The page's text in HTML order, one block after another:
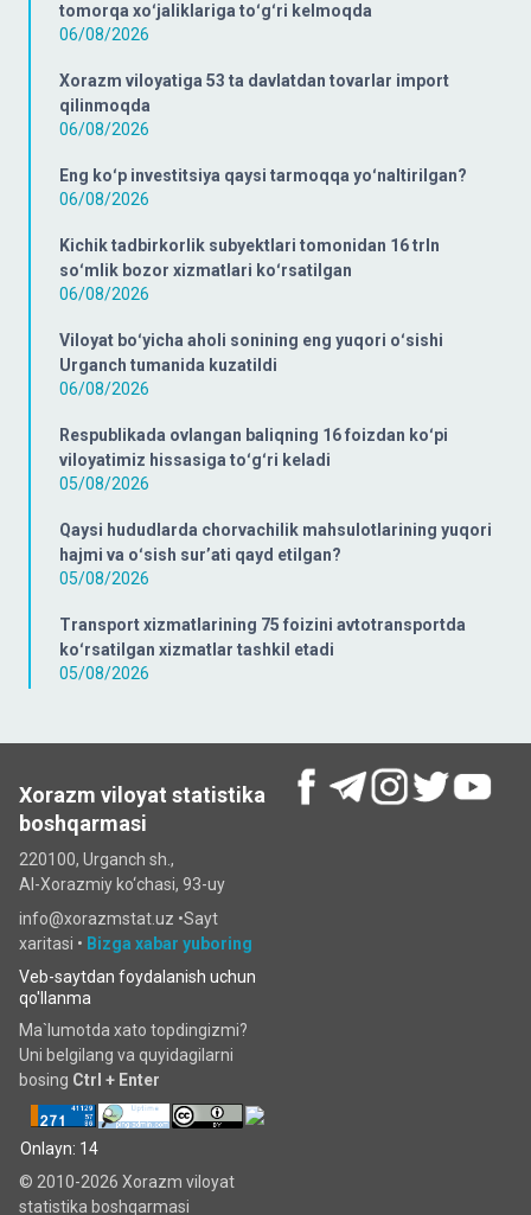
tomorqa xoʻjaliklariga toʻgʻri kelmoqda
06/08/2026
Xorazm viloyatiga 53 ta davlatdan tovarlar import
qilinmoqda
06/08/2026
Eng koʻp investitsiya qaysi tarmoqqa yoʻnaltirilgan?
06/08/2026
Kichik tadbirkorlik subyektlari tomonidan 16 trln
soʻmlik bozor xizmatlari koʻrsatilgan
06/08/2026
Viloyat boʻyicha aholi sonining eng yuqori oʻsishi
Urganch tumanida kuzatildi
06/08/2026
Respublikada ovlangan baliqning 16 foizdan koʻpi
viloyatimiz hissasiga toʻgʻri keladi
05/08/2026
Qaysi hududlarda chorvachilik mahsulotlarining yuqori
hajmi va oʻsish surʼati qayd etilgan?
05/08/2026
Transport xizmatlarining 75 foizini avtotransportda
koʻrsatilgan xizmatlar tashkil etadi
05/08/2026
Xorazm viloyat statistika
boshqarmasi
220100, Urganch sh.,
Al-Xorazmiy ko‘chаsi, 93-uy
info@xorazmstat.uz •Sayt
xaritasi • Bizga xabar yuboring
Veb-saytdan foydalanish uchun
qo'llanma
Ma`lumotda xato topdingizmi?
Uni belgilang va quyidagilarni
bosing Ctrl + Enter
Onlayn: 14
© 2010-2026 Xorazm viloyat
statistika boshqarmasi